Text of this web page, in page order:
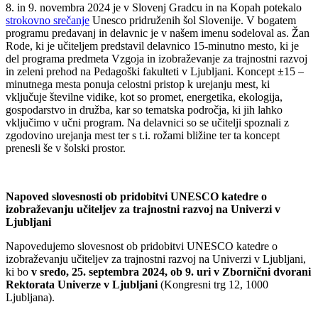
8. in 9. novembra 2024 je v Slovenj Gradcu in na Kopah potekalo
strokovno srečanje Unesco pridruženih šol Slovenije. V bogatem
programu predavanj in delavnic je v našem imenu sodeloval as. Žan
Rode, ki je učiteljem predstavil delavnico 15-minutno mesto, ki je
del programa predmeta Vzgoja in izobraževanje za trajnostni razvoj
in zeleni prehod na Pedagoški fakulteti v Ljubljani. Koncept ±15 –
minutnega mesta ponuja celostni pristop k urejanju mest, ki
vključuje številne vidike, kot so promet, energetika, ekologija,
gospodarstvo in družba, kar so tematska področja, ki jih lahko
vključimo v učni program. Na delavnici so se učitelji spoznali z
zgodovino urejanja mest ter s t.i. rožami bližine ter ta koncept
prenesli še v šolski prostor.
Napoved slovesnosti ob pridobitvi UNESCO katedre o
izobraževanju učiteljev za trajnostni razvoj na Univerzi v
Ljubljani
Napovedujemo slovesnost ob pridobitvi UNESCO katedre o
izobraževanju učiteljev za trajnostni razvoj na Univerzi v Ljubljani,
ki bo v sredo, 25. septembra 2024, ob 9. uri v Zbornični dvorani
Rektorata Univerze v Ljubljani (Kongresni trg 12, 1000
Ljubljana).